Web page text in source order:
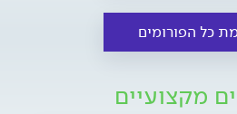
כל הפורומים
מקצועיים